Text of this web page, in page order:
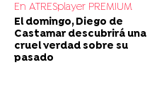
En ATRESplayer PREMIUM
El domingo, Diego de
Castamar descubrirá una
cruel verdad sobre su
pasado